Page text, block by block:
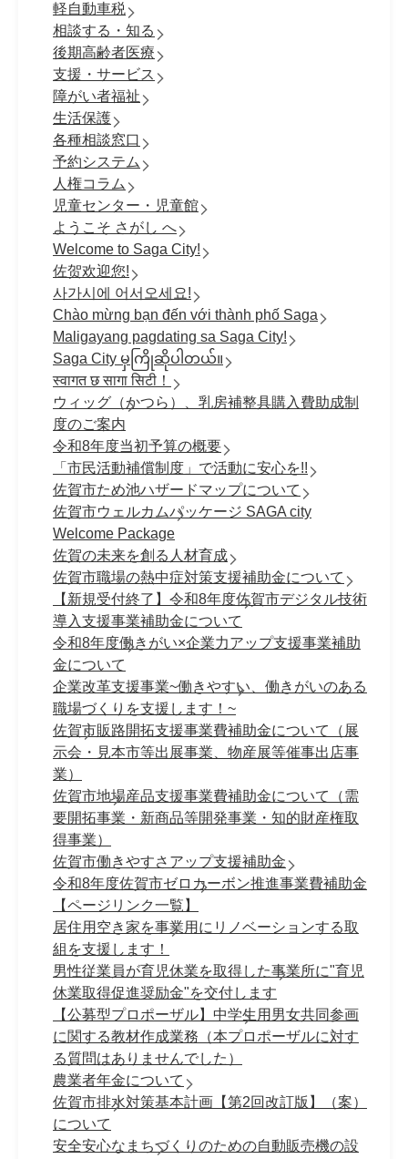
軽自動車税
相談する・知る
後期高齢者医療
支援・サービス
障がい者福祉
生活保護
各種相談窓口
予約システム
人権コラム
児童センター・児童館
ようこそ さがし へ
Welcome to Saga City!
佐贺欢迎您!
사가시에 어서오세요!
Chào mừng bạn đến với thành phố Saga
Maligayang pagdating sa Saga City!
Saga City မှကြိုဆိုပါတယ်။
स्वागत छ सागा सिटी！
ウィッグ（かつら）、乳房補整具購入費助成制
度のご案内
令和8年度当初予算の概要
「市民活動補償制度」で活動に安心を!!
佐賀市ため池ハザードマップについて
佐賀市ウェルカムパッケージ SAGA city
Welcome Package
佐賀の未来を創る人材育成
佐賀市職場の熱中症対策支援補助金について
【新規受付終了】令和8年度佐賀市デジタル技術
導入支援事業補助金について
令和8年度働きがい×企業力アップ支援事業補助
金について
企業改革支援事業~働きやすい、働きがいのある
職場づくりを支援します！~
佐賀市販路開拓支援事業費補助金について（展
示会・見本市等出展事業、物産展等催事出店事
業）
佐賀市地場産品支援事業費補助金について（需
要開拓事業・新商品等開発事業・知的財産権取
得事業）
佐賀市働きやすさアップ支援補助金
令和8年度佐賀市ゼロカーボン推進事業費補助金
【ページリンク一覧】
居住用空き家を事業用にリノベーションする取
組を支援します！
男性従業員が育児休業を取得した事業所に"育児
休業取得促進奨励金"を交付します
【公募型プロポーザル】中学生用男女共同参画
に関する教材作成業務（本プロポーザルに対す
る質問はありませんでした）
農業者年金について
佐賀市排水対策基本計画【第2回改訂版】（案）
について
安全安心なまちづくりのための自動販売機の設